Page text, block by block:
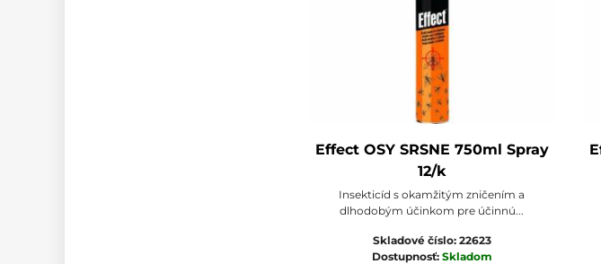
Effect OSY SRSNE 750ml Spray
12/k
Insekticíd s okamžitým zničením a
dlhodobým účinkom pre účinnú...
Skladové číslo: 22623
Dostupnosť: Skladom